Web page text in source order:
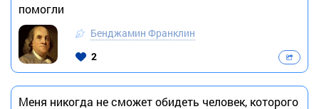
помогли
Бенджамин Франклин
2
Меня никогда не сможет обидеть человек, которого